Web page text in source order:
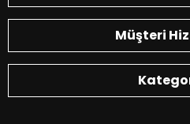
Müşteri